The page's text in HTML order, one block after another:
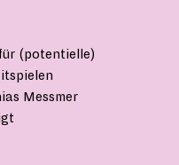
(potentielle)
Messmer